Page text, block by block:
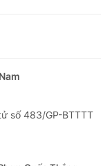
số 483/GP-BTTTT